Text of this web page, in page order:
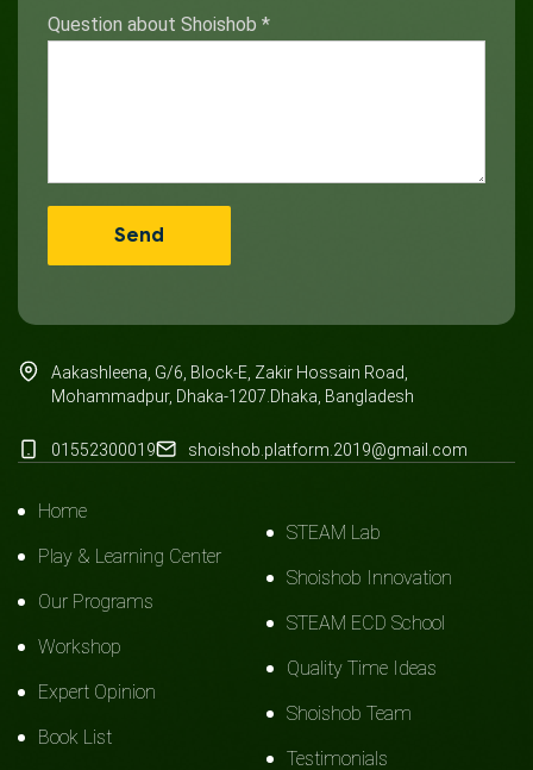
Question about Shoishob *
Aakashleena, G/6, Block-E, Zakir Hossain Road,
Mohammadpur, Dhaka-1207.Dhaka, Bangladesh
01552300019 shoishob.platform.2019@gmail.com
Home
Play & Learning Center
Our Programs
Workshop
Expert Opinion
Book List
STEAM Lab
Shoishob Innovation
STEAM ECD School
Quality Time Ideas
Shoishob Team
Testimonials